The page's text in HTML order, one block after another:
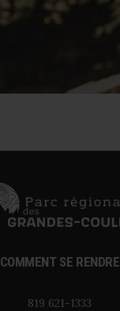
COMMENT SE RENDRE
819 621-1333